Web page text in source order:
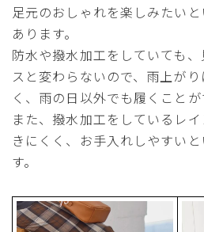
足元のおしゃれを楽しみたい
あります。
防水や撥水加工をしていても
スと変わらないので、雨上が
く、雨の日以外でも履くことが
また、撥水加工をしているレ
きにくく、お手入れしやすい
す。